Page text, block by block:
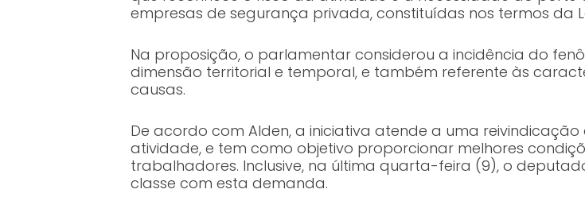
empresas de segurança privada, constituídas nos termos da
Na proposição, o parlamentar considerou a incidência do
dimensão territorial e temporal, e também referente às
causas.
De acordo com Alden, a iniciativa atende a uma
atividade, e tem como objetivo proporcionar melhores
trabalhadores. Inclusive, na última quarta-feira (9), o
classe com esta demanda.